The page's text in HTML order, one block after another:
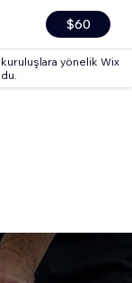
$60
yönelik Wix